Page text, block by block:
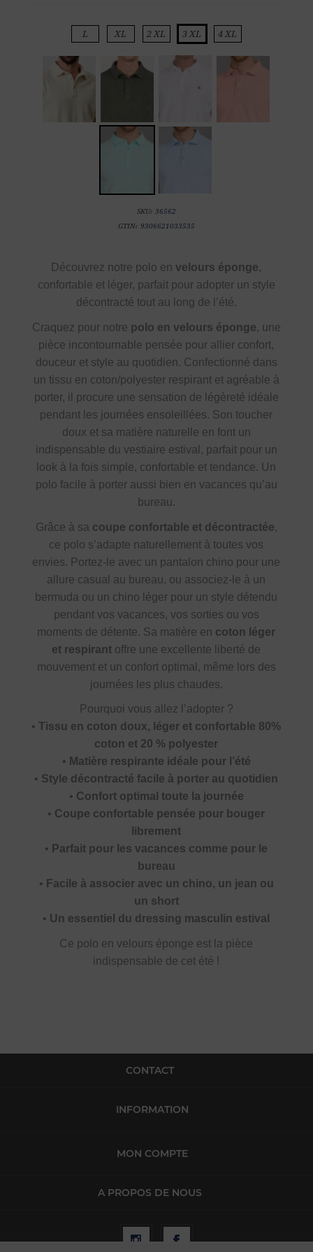
L XL 2 XL 3 XL 4 XL
SKU: 36562
GTIN: 9306621033535
Découvrez notre polo envelours éponge,
confortable et léger, parfait pour adopter un style
décontracté tout au long de l’été.
Craquez pour notre polo en velours éponge, une
pièce incontournable pensée pour allier confort,
douceur et style au quotidien. Confectionné dans
un tissu en coton/polyester respirant et agréable à
porter, il procure une sensation de légèreté idéale
pendant les journées ensoleillées. Son toucher
doux et sa matière naturelle en font un
indispensable du vestiaire estival, parfait pour un
look à la fois simple, confortable et tendance. Un
polo facile à porter aussi bien en vacances qu’au
bureau.
Grâce à sa coupe confortable et décontractée,
ce polo s’adapte naturellement à toutes vos
envies. Portez-le avec un pantalon chino pour une
allure casual au bureau, ou associez-le à un
bermuda ou un chino léger pour un style détendu
pendant vos vacances, vos sorties ou vos
moments de détente. Sa matière en coton léger
et respirant offre une excellente liberté de
mouvement et un confort optimal, même lors des
journées les plus chaudes.
Pourquoi vous allez l’adopter ?
•Tissu en coton doux, léger et confortable 80%
coton et 20 % polyester
• Matière respirante idéale pour l’été
• Style décontracté facile à porter au quotidien
• Confort optimal toute la journée
• Coupe confortable pensée pour bouger
librement
• Parfait pour les vacances comme pour le
bureau
• Facile à associer avec un chino, un jean ou
un short
• Un essentiel du dressing masculin estival
Ce polo en velours éponge est la pièce
indispensable de cet été !
CONTACT
INFORMATION
MON COMPTE
A PROPOS DE NOUS